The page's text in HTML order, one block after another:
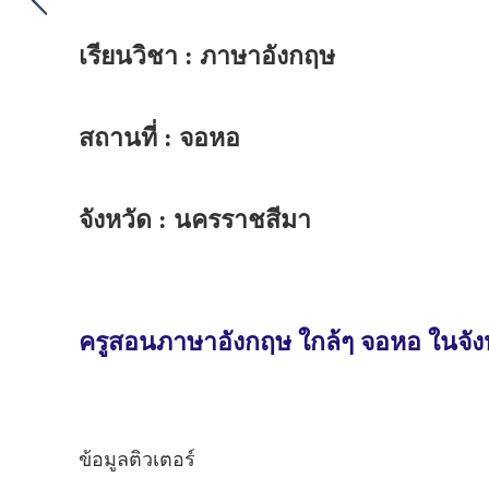
เรียนวิชา : ภาษาอังกฤษ
สถานที่ : จอหอ
จังหวัด : นครราชสีมา
ครูสอนภาษาอังกฤษ ใกล้ๆ จอหอ ในจั
ข้อมูลติวเตอร์